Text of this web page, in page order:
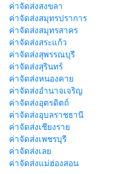
ค่าจัดส่งสงขลา
ค่าจัดส่งสมุทรปราการ
ค่าจัดส่งสมุทรสาคร
ค่าจัดส่งสระแก้ว
ค่าจัดส่งสุพรรณบุรี
ค่าจัดส่งสุรินทร์
ค่าจัดส่งหนองคาย
ค่าจัดส่งอำนาจเจริญ
ค่าจัดส่งอุตรดิตถ์
ค่าจัดส่งอุบลราชธานี
ค่าจัดส่งเชียงราย
ค่าจัดส่งเพชรบุรี
ค่าจัดส่งเลย
ค่าจัดส่งแม่ฮ่องสอน